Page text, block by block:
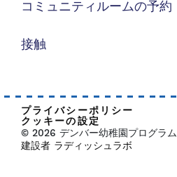
コミュニティルームの予約
接触
プライバシーポリシー
クッキーの設定
© 2026 デンバー幼稚園プログラム
建設者 ラディッシュラボ